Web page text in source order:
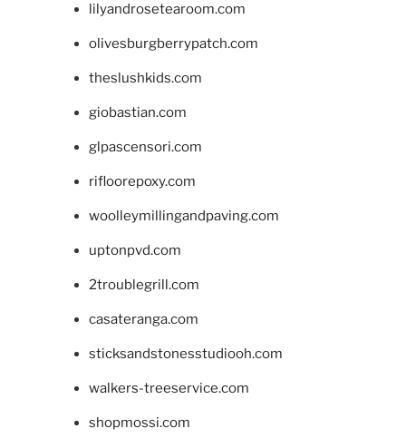
lilyandrosetearoom.com
olivesburgberrypatch.com
theslushkids.com
giobastian.com
glpascensori.com
rifloorepoxy.com
woolleymillingandpaving.com
uptonpvd.com
2troublegrill.com
casateranga.com
sticksandstonesstudiooh.com
walkers-treeservice.com
shopmossi.com